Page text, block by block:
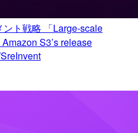
ト戦略 「Large-scale
S3’s release